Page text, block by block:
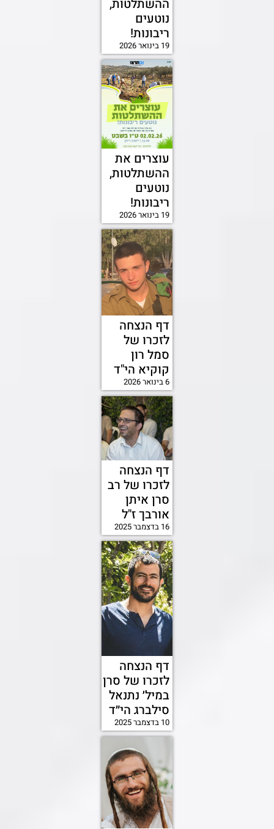
ההשתלטות,
נוטעים
ריבונות!
19 בינואר 2026
עוצרים את
ההשתלטות,
נוטעים
ריבונות!
19 בינואר 2026
דף הנצחה
לזכרו של
סמל רון
קוקיא הי"ד
6 בינואר 2026
דף הנצחה
לזכרו של רב
סרן איתן
אורבך ז"ל
16 בדצמבר 2025
דף הנצחה
לזכרו של סרן
במיל׳ נתנאל
סילברג הי״ד
10 בדצמבר 2025